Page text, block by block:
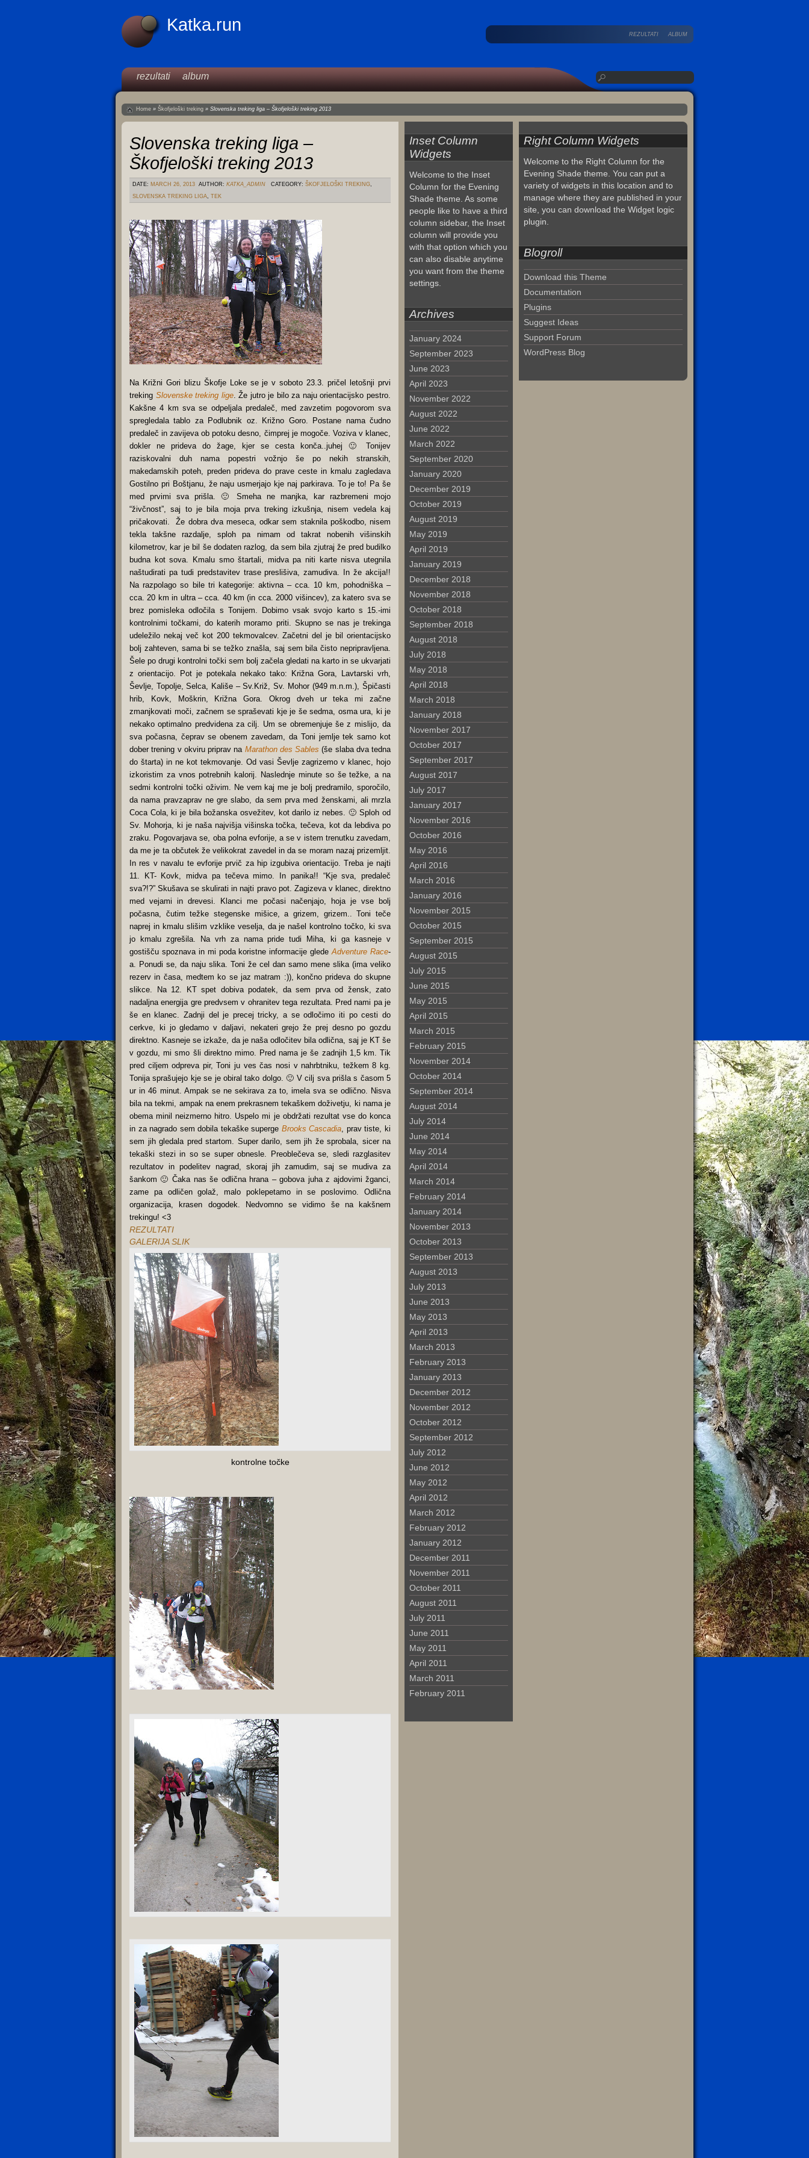
Katka.run REZULTATI ALBUM
rezultati album
Home » Škofjeloški treking » Slovenska treking liga – Škofjeloški treking 2013
Slovenska treking liga –
Škofjeloški treking 2013
DATE: MARCH 26, 2013 AUTHOR: KATKA_ADMIN CATEGORY: ŠKOFJELOŠKI TREKING,
SLOVENSKA TREKING LIGA, TEK
Na Križni Gori blizu Škofje Loke se je v soboto 23.3. pričel letošnji prvi
treking Slovenske treking lige. Že jutro je bilo za naju orientacijsko pestro.
Kakšne 4 km sva se odpeljala predaleč, med zavzetim pogovorom sva
spregledala tablo za Podlubnik oz. Križno Goro. Postane nama čudno
predaleč in zavijeva ob potoku desno, čimprej je mogoče. Voziva v klanec,
dokler ne prideva do žage, kjer se cesta konča..juhej 🙂 Tonijev
raziskovalni duh nama popestri vožnjo še po nekih stranskih,
makedamskih poteh, preden prideva do prave ceste in kmalu zagledava
Gostilno pri Boštjanu, že naju usmerjajo kje naj parkirava. To je to! Pa še
med prvimi sva prišla. 🙂 Smeha ne manjka, kar razbremeni mojo
“živčnost”, saj to je bila moja prva treking izkušnja, nisem vedela kaj
pričakovati.Že dobra dva meseca, odkar sem staknila poškodbo, nisem
tekla takšne razdalje, sploh pa nimam od takrat nobenih višinskih
kilometrov, kar je bil še dodaten razlog, da sem bila zjutraj že pred budilko
budna kot sova.
Kmalu smo štartali, midva pa niti karte nisva utegnila
naštudirati pa tudi predstavitev trase preslišiva, zamudiva. In že akcija!!
Na razpolago so bile tri kategorije: aktivna – cca. 10 km, pohodniška –
cca. 20 km in ultra – cca. 40 km (in cca. 2000 višincev), za katero sva se
brez pomisleka odločila s Tonijem. Dobimo vsak svojo karto s 15.-imi
kontrolnimi točkami, do katerih moramo priti. Skupno se nas je trekinga
udeležilo nekaj več kot 200 tekmovalcev. Začetni del je bil orientacijsko
bolj zahteven, sama bi se težko znašla, saj sem bila čisto nepripravljena.
Šele po drugi kontrolni točki sem bolj začela gledati na karto in se ukvarjati
z orientacijo. Pot je potekala nekako tako: Križna Gora, Lavtarski vrh,
Ševlje, Topolje, Selca, Kališe – Sv.Križ, Sv. Mohor (949 m.n.m.), Špičasti
hrib, Kovk, Moškrin, Križna Gora. Okrog dveh ur teka mi začne
zmanjkovati moči, začnem se spraševati kje je še sedma, osma ura, ki je
nekako optimalno predvidena za cilj. Um se obremenjuje še z mislijo, da
sva počasna, čeprav se obenem zavedam, da Toni jemlje tek samo kot
dober trening v okviru priprav na Marathon des Sables (še slaba dva tedna
do štarta) in ne kot tekmovanje. Od vasi Ševlje zagrizemo v klanec, hojo
izkoristim za vnos potrebnih kalorij. Naslednje minute so še težke, a na
sedmi kontrolni točki oživim. Ne vem kaj me je bolj predramilo, sporočilo,
da nama pravzaprav ne gre slabo, da sem prva med ženskami, ali mrzla
Coca Cola, ki je bila božanska osvežitev, kot darilo iz nebes. 🙂 Sploh od
Sv. Mohorja, ki je naša najvišja višinska točka, tečeva, kot da lebdiva po
zraku. Pogovarjava se, oba polna evforije, a se v istem trenutku zavedam,
da me je ta občutek že velikokrat zavedel in da se moram nazaj prizemljit.
In res v navalu te evforije prvič za hip izgubiva orientacijo. Treba je najti
11. KT- Kovk, midva pa tečeva mimo. In panika!! “Kje sva, predaleč
sva?!?” Skušava se skulirati in najti pravo pot. Zagizeva v klanec, direktno
med vejami in drevesi. Klanci me počasi načenjajo, hoja je vse bolj
počasna, čutim težke stegenske mišice, a grizem, grizem.. Toni teče
naprej in kmalu slišim vzklike veselja, da je našel kontrolno točko, ki sva
jo kmalu zgrešila. Na vrh za nama pride tudi Miha, ki ga kasneje v
gostišču spoznava in mi poda koristne informacije gledeAdventure Race-
a. Ponudi se, da naju slika. Toni že cel dan samo mene slika (ima veliko
rezerv in časa, medtem ko se jaz matram :)), končno prideva do skupne
slikce. Na 12. KT spet dobiva podatek, da sem prva od žensk, zato
nadaljna energija gre predvsem v ohranitev tega rezultata. Pred nami pa je
še en klanec. Zadnji del je precej tricky, a se odločimo iti po cesti do
cerkve, ki jo gledamo v daljavi, nekateri grejo že prej desno po gozdu
direktno. Kasneje se izkaže, da je naša odločitev bila odlična, saj je KT še
v gozdu, mi smo šli direktno mimo. Pred nama je še zadnjih 1,5 km. Tik
pred ciljem odpreva pir, Toni ju ves čas nosi v nahrbtniku, težkem 8 kg.
Tonija sprašujejo kje se je obiral tako dolgo. 🙂 V cilj sva prišla s časom 5
ur in 46 minut. Ampak se ne sekirava za to, imela sva se odlično. Nisva
bila na tekmi, ampak na enem prekrasnem tekaškem doživetju, ki nama je
obema minil neizmerno hitro. Uspelo mi je obdržati rezultat vse do konca
in za nagrado sem dobila tekaške superge Brooks Cascadia, prav tiste, ki
sem jih gledala pred startom. Super darilo, sem jih že sprobala, sicer na
tekaški stezi in so se super obnesle. Preoblečeva se, sledi razglasitev
rezultatov in podelitev nagrad, skoraj jih zamudim, saj se mudiva za
šankom 🙂 Čaka nas še odlična hrana – gobova juha z ajdovimi žganci,
zame pa odličen golaž, malo poklepetamo in se poslovimo. Odlična
organizacija, krasen dogodek. Nedvomno se vidimo še na kakšnem
trekingu! <3
REZULTATI
GALERIJA SLIK
kontrolne točke
Inset Column
Widgets
Welcome to the Inset
Column for the Evening
Shade theme. As some
people like to have a third
column sidebar, the Inset
column will provide you
with that option which you
can also disable anytime
you want from the theme
settings.
Archives
January 2024
September 2023
June 2023
April 2023
November 2022
August 2022
June 2022
March 2022
September 2020
January 2020
December 2019
October 2019
August 2019
May 2019
April 2019
January 2019
December 2018
November 2018
October 2018
September 2018
August 2018
July 2018
May 2018
April 2018
March 2018
January 2018
November 2017
October 2017
September 2017
August 2017
July 2017
January 2017
November 2016
October 2016
May 2016
April 2016
March 2016
January 2016
November 2015
October 2015
September 2015
August 2015
July 2015
June 2015
May 2015
April 2015
March 2015
February 2015
November 2014
October 2014
September 2014
August 2014
July 2014
June 2014
May 2014
April 2014
March 2014
February 2014
January 2014
November 2013
October 2013
September 2013
August 2013
July 2013
June 2013
May 2013
April 2013
March 2013
February 2013
January 2013
December 2012
November 2012
October 2012
September 2012
July 2012
June 2012
May 2012
April 2012
March 2012
February 2012
January 2012
December 2011
November 2011
October 2011
August 2011
July 2011
June 2011
May 2011
April 2011
March 2011
February 2011
Right Column Widgets
Welcome to the Right Column for the
Evening Shade theme. You can put a
variety of widgets in this location and to
manage where they are published in your
site, you can download the Widget logic
plugin.
Blogroll
Download this Theme
Documentation
Plugins
Suggest Ideas
Support Forum
WordPress Blog